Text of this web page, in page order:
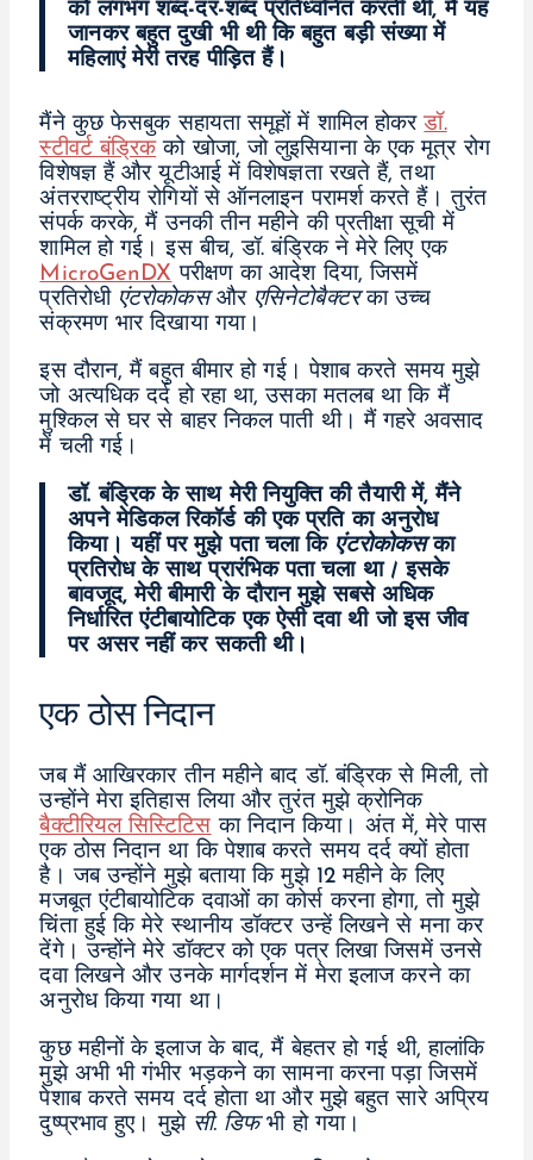
को लगभग शब्द-दर-शब्द प्रतिध्वनित करती थीं, मैं यह
जानकर बहुत दुखी भी थी कि बहुत बड़ी संख्या में
महिलाएं मेरी तरह पीड़ित हैं।
मैंने कुछ फेसबुक सहायता समूहों में शामिल होकरडॉ.
स्टीवर्ट बंड्रिकको खोजा, जो लुइसियाना के एक मूत्र रोग
विशेषज्ञ हैं और यूटीआई में विशेषज्ञता रखते हैं, तथा
अंतरराष्ट्रीय रोगियों से ऑनलाइन परामर्श करते हैं। तुरंत
संपर्क करके, मैं उनकी तीन महीने की प्रतीक्षा सूची में
शामिल हो गई। इस बीच, डॉ. बंड्रिक ने मेरे लिए एक
MicroGenDX परीक्षण का आदेश दिया, जिसमें
प्रतिरोधी एंटरोकोकसऔर एसिनेटोबैक्टरका उच्च
संक्रमण भार दिखाया गया।
इस दौरान, मैं बहुत बीमार हो गई। पेशाब करते समय मुझे
जो अत्यधिक दर्द हो रहा था, उसका मतलब था कि मैं
मुश्किल से घर से बाहर निकल पाती थी। मैं गहरे अवसाद
में चली गई।
डॉ. बंड्रिक के साथ मेरी नियुक्ति की तैयारी में, मैंने
अपने मेडिकल रिकॉर्ड की एक प्रति का अनुरोध
किया। यहीं पर मुझे पता चला कि एंटरोकोकसका
प्रतिरोध के साथ प्रारंभिक पता चला था।इसके
बावजूद, मेरी बीमारी के दौरान मुझे सबसे अधिक
निर्धारित एंटीबायोटिक एक ऐसी दवा थी जो इस जीव
पर असर नहीं कर सकती थी।
एक ठोस निदान
जब मैं आखिरकार तीन महीने बाद डॉ. बंड्रिक से मिली, तो
उन्होंने मेरा इतिहास लिया और तुरंत मुझे क्रोनिक
बैक्टीरियल सिस्टिटिस का निदान किया। अंत में, मेरे पास
एक ठोस निदान था कि पेशाब करते समय दर्द क्यों होता
है। जब उन्होंने मुझे बताया कि मुझे 12 महीने के लिए
मजबूत एंटीबायोटिक दवाओं का कोर्स करना होगा, तो मुझे
चिंता हुई कि मेरे स्थानीय डॉक्टर उन्हें लिखने से मना कर
देंगे। उन्होंने मेरे डॉक्टर को एक पत्र लिखा जिसमें उनसे
दवा लिखने और उनके मार्गदर्शन में मेरा इलाज करने का
अनुरोध किया गया था।
कुछ महीनों के इलाज के बाद, मैं बेहतर हो गई थी, हालांकि
मुझे अभी भी गंभीर भड़कने का सामना करना पड़ा जिसमें
पेशाब करते समय दर्द होता था और मुझे बहुत सारे अप्रिय
दुष्प्रभाव हुए। मुझे सी. डिफभी हो गया।